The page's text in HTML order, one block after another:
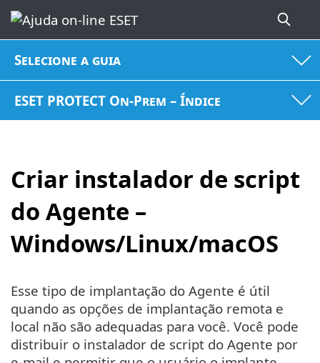
Selecione a guia
ESET PROTECT On-Prem – Índice
Criar instalador de script
do Agente –
Windows/Linux/macOS
Esse tipo de implantação do Agente é útil
quando as opções de implantação remota e
local não são adequadas para você. Você pode
distribuir o instalador de script do Agente por